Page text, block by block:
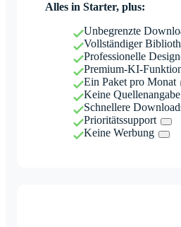
Alles in Starter, plus:
Unbegrenzte
Vollständiger
Professionelle
Premium-KI-
Ein Paket pro Monat
Keine
Schnellere
Prioritätssupport
Keine Werbung